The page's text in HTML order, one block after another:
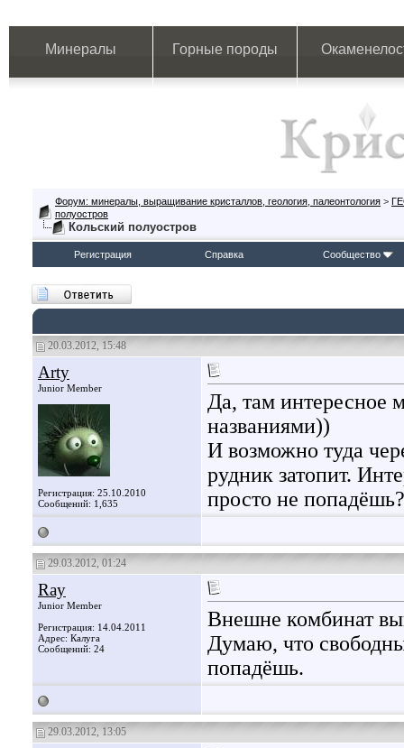
Минералы Горные породы
Форум: минералы, выращивание кристаллов, геология, палеонтология >
полуостров
Кольский полуостров
Регистрация Справка Сообщество
20.03.2012, 15:48
Arty
Junior Member
Регистрация: 25.10.2010
Сообщений: 1,635
Да, там интересное
названиями))
И возможно туда
рудник затопит.
просто не попадёшь?
29.03.2012, 01:24
Ray
Junior Member
Регистрация: 14.04.2011
Адрес: Калуга
Сообщений: 24
Внешне комбинат
Думаю, что
попадёшь.
29.03.2012, 13:05